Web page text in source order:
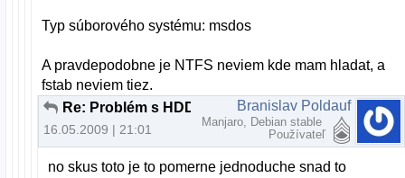
Typ súborového systému: msdos
A pravdepodobne je NTFS neviem kde mam hladat, a
fstab neviem tiez.
Re: Problém s HDD
16.05.2009 | 21:01
Branislav Poldauf
Manjaro, Debian stable
Používateľ
no skus toto je to pomerne jednoduche snad to